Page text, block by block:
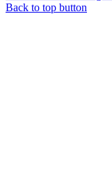
Back to top button